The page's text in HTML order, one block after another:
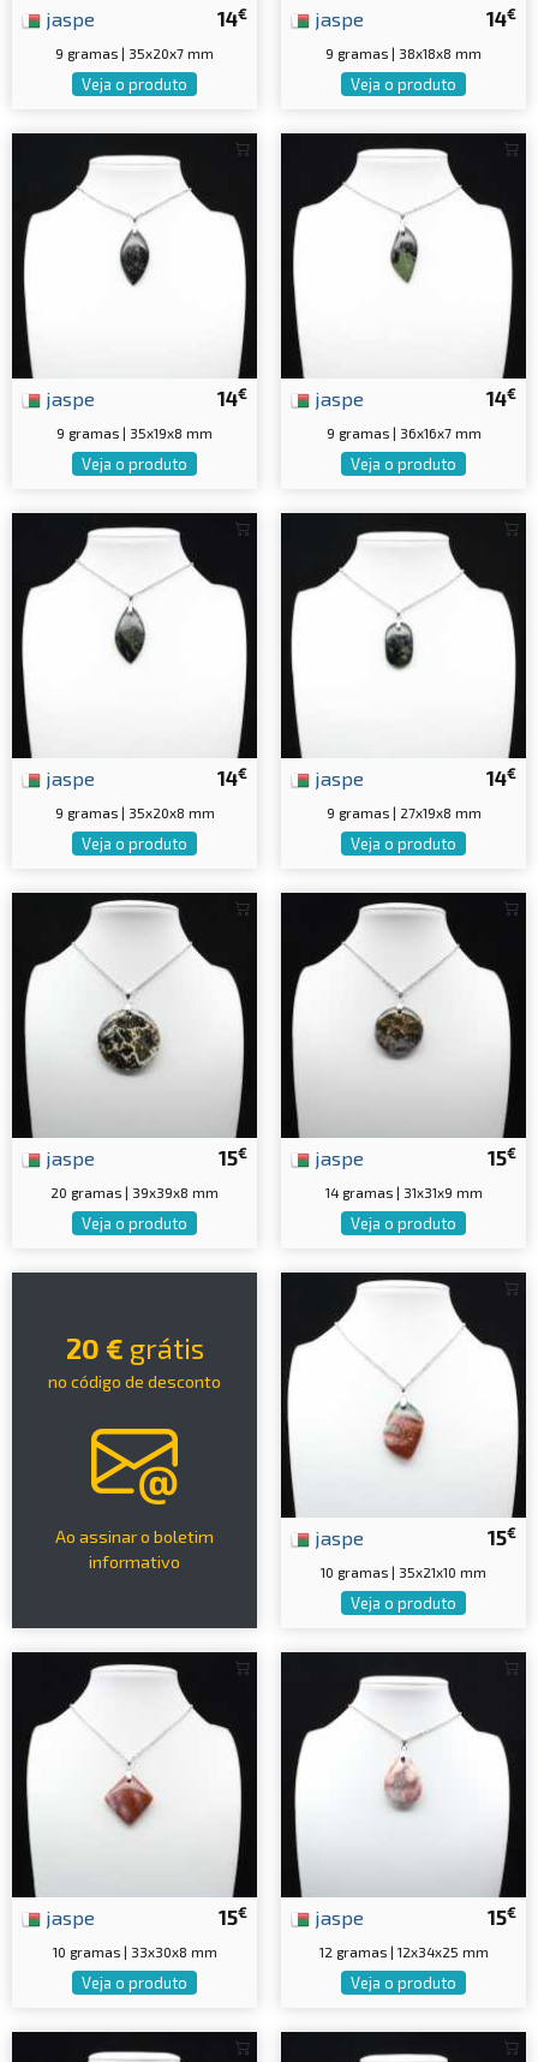
14€
jaspe
9 gramas | 35x20x7 mm
Veja o produto
14€
jaspe
9 gramas | 38x18x8 mm
Veja o produto
14€
jaspe
9 gramas | 35x19x8 mm
Veja o produto
14€
jaspe
9 gramas | 36x16x7 mm
Veja o produto
14€
jaspe
9 gramas | 35x20x8 mm
Veja o produto
14€
jaspe
9 gramas | 27x19x8 mm
Veja o produto
15€
jaspe
20 gramas | 39x39x8 mm
Veja o produto
15€
jaspe
14 gramas | 31x31x9 mm
Veja o produto
20 € grátis
no código de desconto
Ao assinar o boletim
informativo
15€
jaspe
10 gramas | 35x21x10 mm
Veja o produto
15€
jaspe
10 gramas | 33x30x8 mm
Veja o produto
15€
jaspe
12 gramas | 12x34x25 mm
Veja o produto